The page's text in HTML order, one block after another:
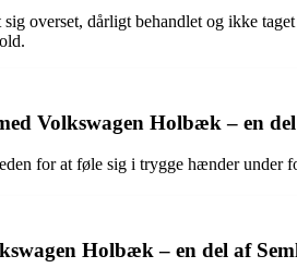
overset, dårligt behandlet og ikke
Volkswagen Holbæk – en
for at føle sig i trygge hænder
Holbæk – en del af